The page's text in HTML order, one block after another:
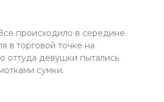
происходило в середине
в торговой точке на
оттуда девушки пытались
сумки.